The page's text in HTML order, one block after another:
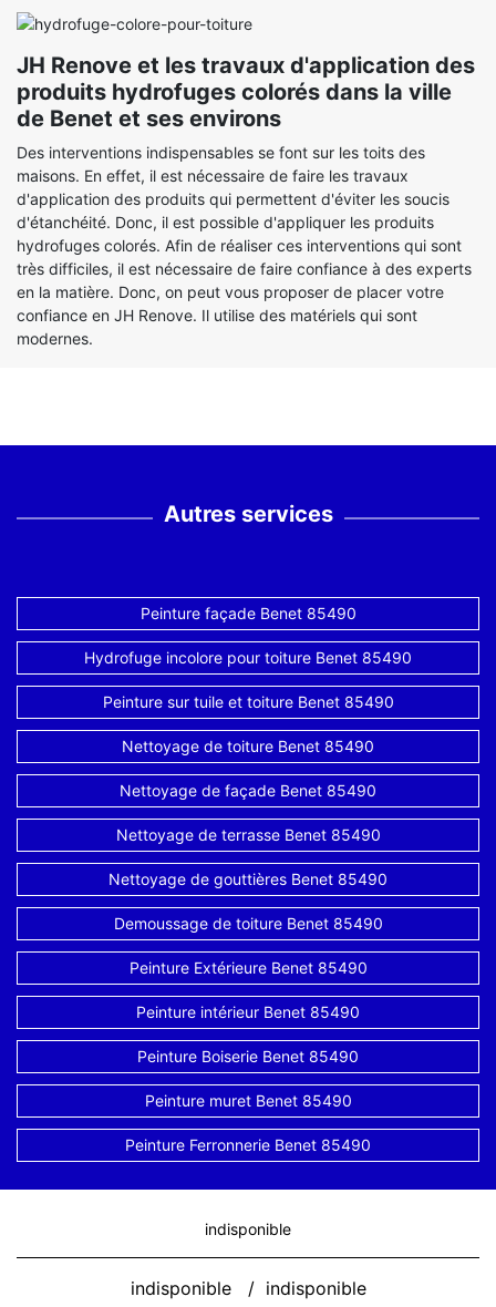
JH Renove et les travaux d'application des
produits hydrofuges colorés dans la ville
de Benet et ses environs
Des interventions indispensables se font sur les toits des
maisons. En effet, il est nécessaire de faire les travaux
d'application des produits qui permettent d'éviter les soucis
d'étanchéité. Donc, il est possible d'appliquer les produits
hydrofuges colorés. Afin de réaliser ces interventions qui sont
très difficiles, il est nécessaire de faire confiance à des experts
en la matière. Donc, on peut vous proposer de placer votre
confiance en JH Renove. Il utilise des matériels qui sont
modernes.
Autres services
Peinture façade Benet 85490
Hydrofuge incolore pour toiture Benet 85490
Peinture sur tuile et toiture Benet 85490
Nettoyage de toiture Benet 85490
Nettoyage de façade Benet 85490
Nettoyage de terrasse Benet 85490
Nettoyage de gouttières Benet 85490
Demoussage de toiture Benet 85490
Peinture Extérieure Benet 85490
Peinture intérieur Benet 85490
Peinture Boiserie Benet 85490
Peinture muret Benet 85490
Peinture Ferronnerie Benet 85490
indisponible
indisponible / indisponible